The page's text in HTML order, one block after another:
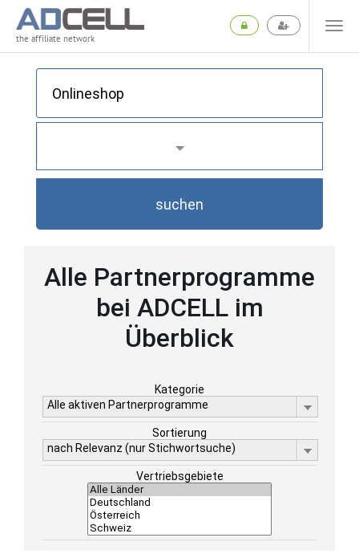
the affiliate network
suchen
Alle Partnerprogramme
bei ADCELL im
Überblick
Kategorie
Alle aktiven Partnerprogramme
Sortierung
nach Relevanz (nur Stichwortsuche)
Vertriebsgebiete